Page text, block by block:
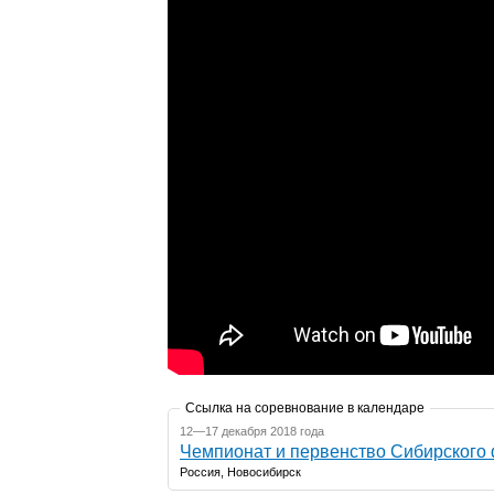
Ссылка на соревнование в календаре
12—17 декабря 2018 года
Чемпионат и первенство Сибирского
Россия, Новосибирск